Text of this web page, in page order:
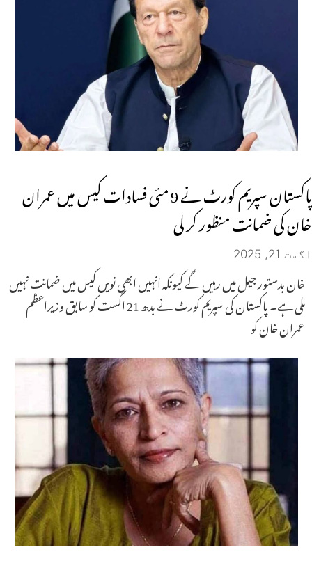
پاکستان سپریم کورٹ نے 9 مئی فسادات کیس میں عمران
خان کی ضمانت منظور کر لی
اگست 21, 2025
خان بدستور جیل میں رہیں گے کیونکہ انہیں ابھی نویں کیس میں ضمانت نہیں
ملی ہے۔ پاکستان کی سپریم کورٹ نے بدھ 21 اگست کو سابق وزیراعظم
عمران خان کو